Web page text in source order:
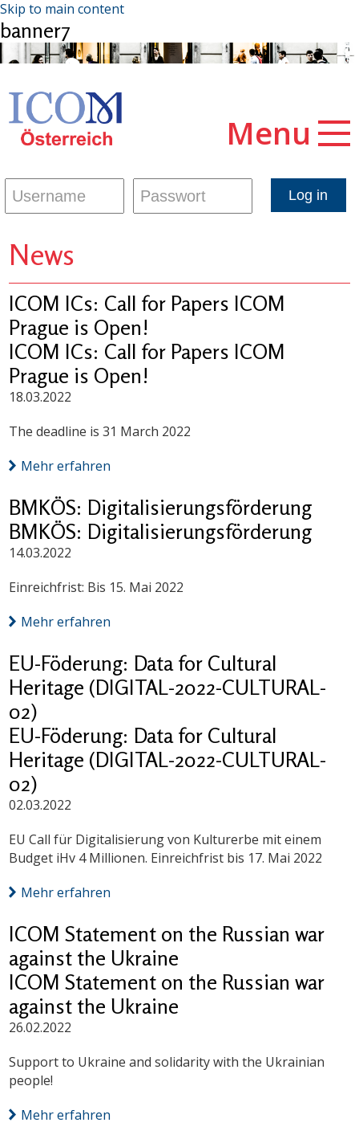
Skip to main content
banner7
Menu
News
ICOM ICs: Call for Papers ICOM
Prague is Open!
ICOM ICs: Call for Papers ICOM
Prague is Open!
18.03.2022
The deadline is 31 March 2022
Mehr erfahren
BMKÖS: Digitalisierungsförderung
BMKÖS: Digitalisierungsförderung
14.03.2022
Einreichfrist: Bis 15. Mai 2022
Mehr erfahren
EU-Föderung: Data for Cultural
Heritage (DIGITAL-2022-CULTURAL-
02)
EU-Föderung: Data for Cultural
Heritage (DIGITAL-2022-CULTURAL-
02)
02.03.2022
EU Call für Digitalisierung von Kulturerbe mit einem
Budget iHv 4 Millionen. Einreichfrist bis 17. Mai 2022
Mehr erfahren
ICOM Statement on the Russian war
against the Ukraine
ICOM Statement on the Russian war
against the Ukraine
26.02.2022
Support to Ukraine and solidarity with the Ukrainian
people!
Mehr erfahren